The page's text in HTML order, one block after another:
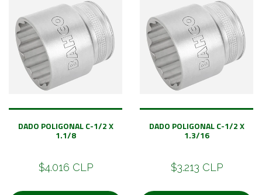
DADO POLIGONAL C-1/2 X
1.1/8
$4.016 CLP
DADO POLIGONAL C-1/2 X
1.3/16
$3.213 CLP